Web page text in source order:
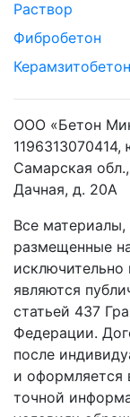
Раствор
Фибробетон
Керамзитобетон
ООО «Бетон
Самарская
Дачная, д. 20А
Все
размещенные
являются
статьей 437
Федерации.
после
и оформляется
точной